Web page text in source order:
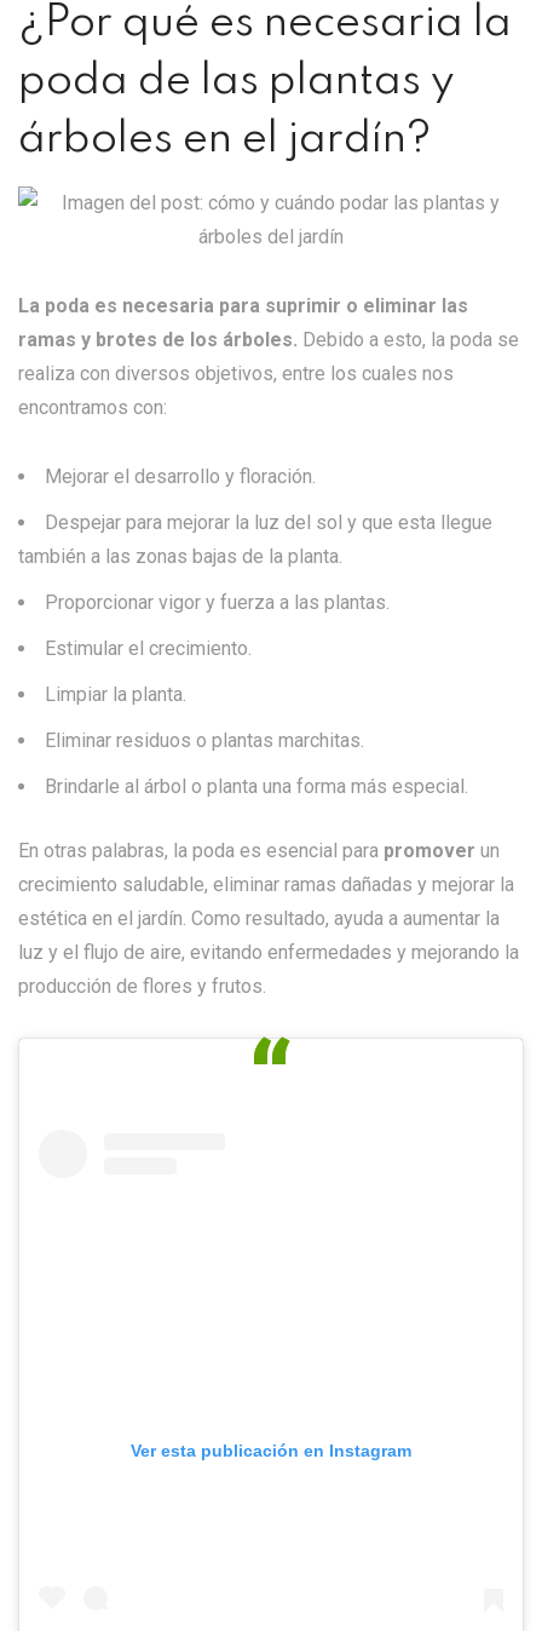
¿Por qué es necesaria la
poda de las plantas y
árboles en el jardín?
La poda es necesaria para suprimir o eliminar las
ramas y brotes de los árboles. Debido a esto, la poda se
realiza con diversos objetivos, entre los cuales nos
encontramos con:
Mejorar el desarrollo y floración.
Despejar para mejorar la luz del sol y que esta llegue
también a las zonas bajas de la planta.
Proporcionar vigor y fuerza a las plantas.
Estimular el crecimiento.
Limpiar la planta.
Eliminar residuos o plantas marchitas.
Brindarle al árbol o planta una forma más especial.
En otras palabras, la poda es esencial para promover un
crecimiento saludable, eliminar ramas dañadas y mejorar la
estética en el jardín. Como resultado, ayuda a aumentar la
luz y el flujo de aire, evitando enfermedades y mejorando la
producción de flores y frutos.
Ver esta publicación en Instagram